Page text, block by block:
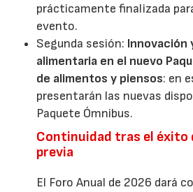
prácticamente finalizada
evento.
Segunda sesión: Innovación
alimentaria en el nuevo
de alimentos y piensos: en
presentarán las nuevas
Paquete Ómnibus.
Continuidad tras el éxito
previa
El Foro Anual de 2026 dará